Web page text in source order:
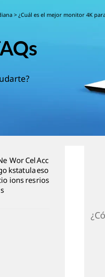
> ¿Cuál es el mejor monitor 4K
s
Wor
kstat
ions
Cel
ula
res
Acc
eso
rios